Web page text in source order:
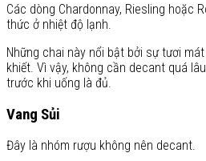
Các dòng Chardonnay, Riesling hoặc
thức ở nhiệt độ lạnh.
Những chai này nổi bật bởi sự tươi
khiết. Vì vậy, không cần decant quá
trước khi uống là đủ.
Vang Sủi
Đây là nhóm rượu không nên decant.